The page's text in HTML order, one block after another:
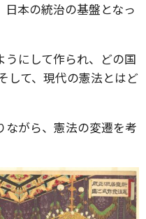
本の統治の基盤となっ
にして作られ、どの国
して、現代の憲法とはど
がら、憲法の変遷を考